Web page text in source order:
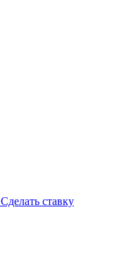
Сделать ставку